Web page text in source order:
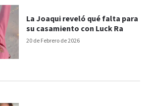
20 de Febrero de 2026
La Joaqui reveló qué falta para
su casamiento con Luck Ra